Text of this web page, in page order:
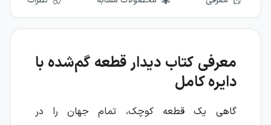
معرفی کتاب دیدار قطعه گم‌شده با
دایره کامل
گاهی یک قطعه کوچک، تمام جهان را در